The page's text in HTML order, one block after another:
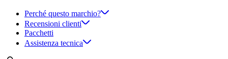
Perché questo marchio?
Recensioni clienti
Pacchetti
Assistenza tecnica